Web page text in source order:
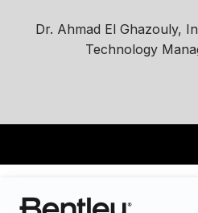
Dr. Ahmad El Ghazouly,
Technology